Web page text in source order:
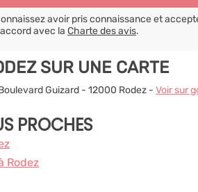
avoir pris connaissance et
avec la Charte des avis.
SUR UNE CARTE
Guizard - 12000 Rodez - Voir sur
PROCHES
Rodez